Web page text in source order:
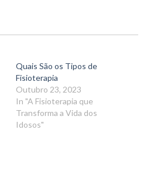
Quais São os Tipos de
Fisioterapia
Outubro 23, 2023
In "A Fisioterapia que
Transforma a Vida dos
Idosos"